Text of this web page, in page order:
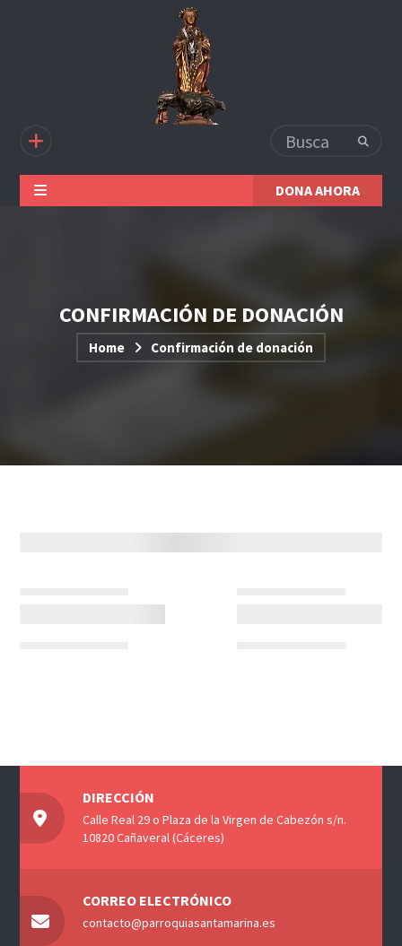
DONA AHORA
CONFIRMACIÓN DE DONACIÓN
Home Confirmación de donación
DIRECCIÓN
Calle Real 29 o Plaza de la Virgen de Cabezón s/n.
10820 Cañaveral (Cáceres)
CORREO ELECTRÓNICO
contacto@parroquiasantamarina.es